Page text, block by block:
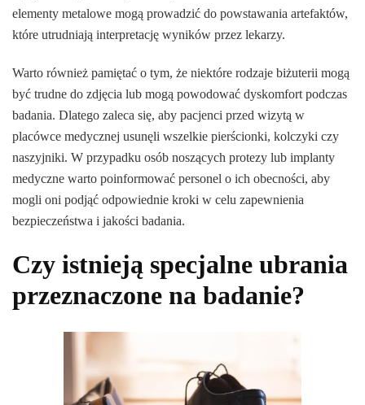
elementy metalowe mogą prowadzić do powstawania artefaktów,
które utrudniają interpretację wyników przez lekarzy.
Warto również pamiętać o tym, że niektóre rodzaje biżuterii mogą
być trudne do zdjęcia lub mogą powodować dyskomfort podczas
badania. Dlatego zaleca się, aby pacjenci przed wizytą w
placówce medycznej usunęli wszelkie pierścionki, kolczyki czy
naszyjniki. W przypadku osób noszących protezy lub implanty
medyczne warto poinformować personel o ich obecności, aby
mogli oni podjąć odpowiednie kroki w celu zapewnienia
bezpieczeństwa i jakości badania.
Czy istnieją specjalne ubrania
przeznaczone na badanie?